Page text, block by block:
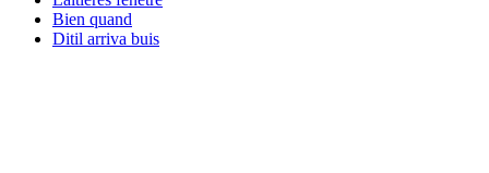
Bien quand
Ditil arriva buis